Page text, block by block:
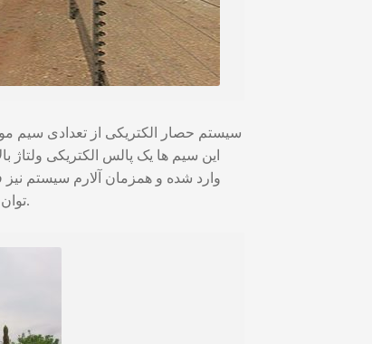
سیستم حصار الکتریکی از تعدادی سیم
این سیم ها یک پالس الکتریکی
وارد شده و همزمان آلارم سیستم
توان محل تعرض را بازدید نمود. انواع امکانات ارتباطی و نرم افزار مانیتورینگ نیز با نظر مشتری برای سیستم قابل ارائه می باشد.